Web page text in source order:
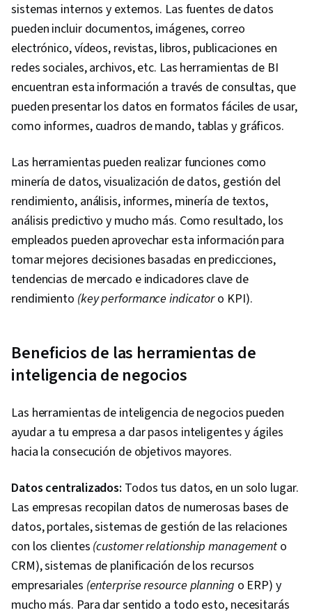
sistemas internos y externos. Las fuentes de datos
pueden incluir documentos, imágenes, correo
electrónico, vídeos, revistas, libros, publicaciones en
redes sociales, archivos, etc. Las herramientas de BI
encuentran esta información a través de consultas, que
pueden presentar los datos en formatos fáciles de usar,
como informes, cuadros de mando, tablas y gráficos.
Las herramientas pueden realizar funciones como
minería de datos, visualización de datos, gestión del
rendimiento, análisis, informes, minería de textos,
análisis predictivo y mucho más. Como resultado, los
empleados pueden aprovechar esta información para
tomar mejores decisiones basadas en predicciones,
tendencias de mercado e indicadores clave de
rendimiento (key performance indicatoro KPI).
Beneficios de las herramientas de
inteligencia de negocios
Las herramientas de inteligencia de negocios pueden
ayudar a tu empresa a dar pasos inteligentes y ágiles
hacia la consecución de objetivos mayores.
Datos centralizados: Todos tus datos, en un solo lugar.
Las empresas recopilan datos de numerosas bases de
datos, portales, sistemas de gestión de las relaciones
con los clientes (customer relationship managemento
CRM), sistemas de planificación de los recursos
empresariales (enterprise resource planning o ERP) y
mucho más. Para dar sentido a todo esto, necesitarás